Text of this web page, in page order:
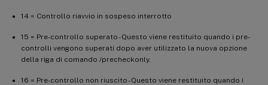
14 = Controllo riavvio in sospeso interrotto
15 = Pre-controllo superato - Questo viene restituito quando i pre-
controlli vengono superati dopo aver utilizzato la nuova opzione
della riga di comando /precheckonly.
16 = Pre-controllo non riuscito - Questo viene restituito quando i